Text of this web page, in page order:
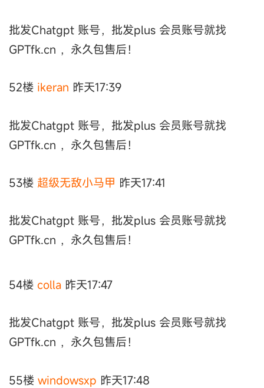
批发Chatgpt 账号，批发plus 会员账号就找
GPTfk.cn ，永久包售后！
52楼 ikeran 昨天17:39
批发Chatgpt 账号，批发plus 会员账号就找
GPTfk.cn ，永久包售后！
53楼 超级无敌小马甲 昨天17:41
批发Chatgpt 账号，批发plus 会员账号就找
GPTfk.cn ，永久包售后！
54楼 colla 昨天17:47
批发Chatgpt 账号，批发plus 会员账号就找
GPTfk.cn ，永久包售后！
55楼 windowsxp 昨天17:48